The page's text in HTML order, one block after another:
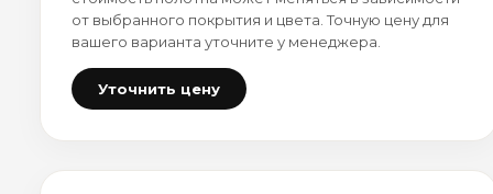
от выбранного покрытия и цвета. Точную цену для
вашего варианта уточните у менеджера.
Уточнить цену